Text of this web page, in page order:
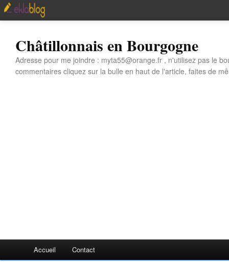
Châtillonnais en Bourgogne
Adresse pour me joindre : myta55@orange.fr , n'utilisez pas le
commentaires cliquez sur la bulle en haut de l'article, faites de
Accueil Contact